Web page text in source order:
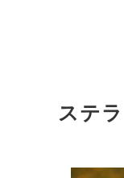
ステ